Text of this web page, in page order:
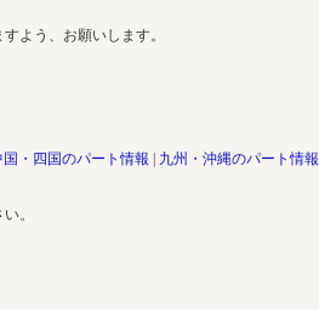
よう、お願いします。
国・四国のパート情報 九州・沖縄のパート情報
。